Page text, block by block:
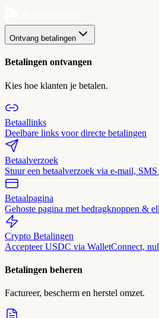
Ontvang betalingen
Betalingen ontvangen
Kies hoe klanten je betalen.
Betaallinks
Deelbare links voor directe betalingen
Betaalverzoek
Stuur een betaalverzoek via e-mail,
Betaalpagina
Gehoste pagina met bedragknoppen &
Crypto Betalingen
Accepteer USDC via WalletConnect,
Betalingen beheren
Factureer, bescherm en herstel omzet.